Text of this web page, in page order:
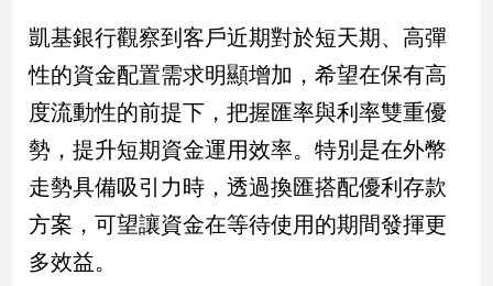
國
會
點
觀
點
兩
凱基銀行觀察到客戶近期對於短天期、高彈
性的資金配置需求明顯增加，希望在保有高
度流動性的前提下，把握匯率與利率雙重優
勢，提升短期資金運用效率。特別是在外幣
走勢具備吸引力時，透過換匯搭配優利存款
方案，可望讓資金在等待使用的期間發揮更
多效益。